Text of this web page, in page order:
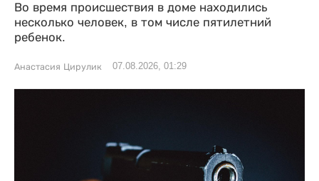
Во время происшествия в доме находились
несколько человек, в том числе пятилетний
ребенок.
Анастасия Цирулик 07.08.2026, 01:29